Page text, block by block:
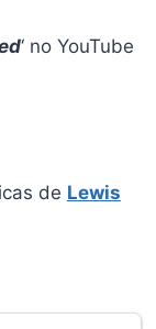
‘ no YouTube
de Lewis